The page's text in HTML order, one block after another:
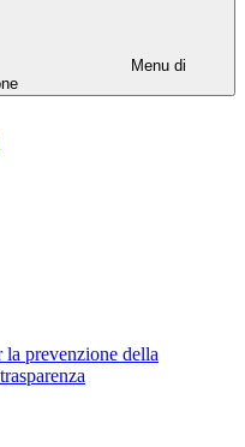
Menu di
la prevenzione della